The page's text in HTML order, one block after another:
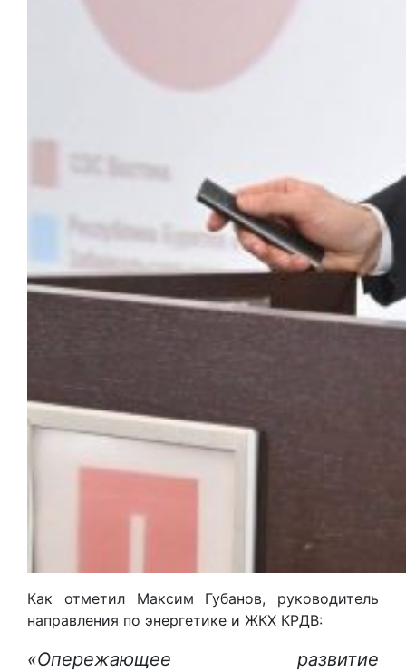
Как отметил Максим Губанов, руководитель
направления по энергетике и ЖКХ КРДВ:
«Опережающее развитие